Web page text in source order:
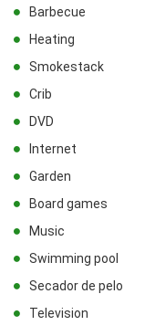
Barbecue
Heating
Smokestack
Crib
DVD
Internet
Garden
Board games
Music
Swimming pool
Secador de pelo
Television